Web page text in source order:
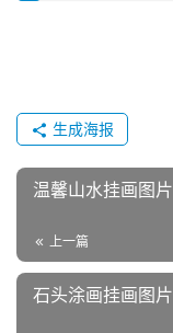
生成海报
温馨山水挂画图片
上一篇
石头涂画挂画图片